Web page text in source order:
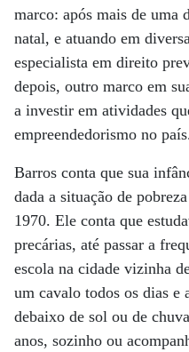
marco: após mais de uma
natal, e atuando em
especialista em direito
depois, outro marco em
a investir em atividades
empreendedorismo no
Barros conta que sua
dada a situação de
1970. Ele conta que
precárias, até passar a
escola na cidade vizinha
um cavalo todos os dias e
debaixo de sol ou de
anos, sozinho ou